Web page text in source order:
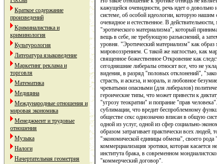
Краткое содержание
произведений
Криминалистика и
криминология
Культурология
Литература языковедение
Маркетинг реклама и
торговля
Математика
Медицина
Международные отношения и
мировая экономика
Менеджмент и трудовые
отношения
Музыка
Налоги
Начертательная геометрия
кажущейся очевидности, речь идет о довольно
системе, об особой идеологии, которую нашим
очевидное и естественное. В
"эротического материализма", который
вещь в себе, не требующую разъяснений, а
уровня. "Эротический материализм" как
мировоззрением. С такой же наглостью, как
священное божественное Откровение как
сегодняшние либералы относят все, что не
видения, в разряд "половых отклонений",
страсть, и аскеза, и мораль, и любовное
чреватыми опасными (для либералов)
героические типы, что может привести к
"угрозу теократии" и попрание "прав
сублимации, что вредит беспроблемному
обществе секс однозначно вписан в общую
одной из услуг, одной из сфер социально-
образом затрагивает практически всех людей,
"экономической единицы обмена", своего
коммерциализация эротики, которая касается
института брака, в современном
"коммерческий договор".